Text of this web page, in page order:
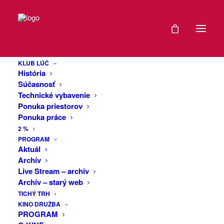
KLUB LÚČ
História
Súčasnosť
Technické vybavenie
Ponuka priestorov
Ponuka práce
2 %
PROGRAM
Aktuál
Archív
Live Stream – archiv
Archív – starý web
TICHÝ TRH
KINO DRUŽBA
PROGRAM
Re: Kapitulácia
Čo pre Vás znamená divadlo? Má
zmysel, alebo nemá? Autorská video
inscenácia, ktorej ústredným motívom je
ako také.
Kolektív divadla sa zamýšľa nad
zmyslom divadelného umenia, bilancuje
nielen svoju viac ako 25. ročnú činnosť
ale otvára aj otázky, ktoré s divadlom
DÁTUM